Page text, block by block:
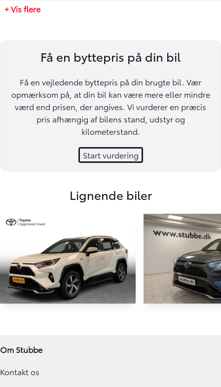
750 kg
+ Vis flere
Få en byttepris på din bil
Få en vejledende byttepris på din brugte bil. Vær
opmærksom på, at din bil kan være mere eller mindre
værd end prisen, der angives. Vi vurderer en præcis
pris afhængig af bilens stand, udstyr og
kilometerstand.
Start vurdering
Lignende biler
2022
Om Stubbe
Kontakt os